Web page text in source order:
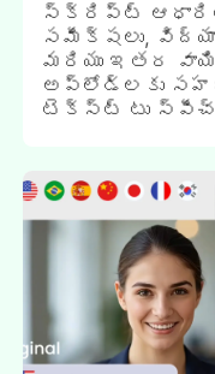
స్క్రిప్ట్
సమీక్షలు,
మరియు ఇతర
అప్లోడ్లకు
టెక్స్ట్ టు స్పీచ్